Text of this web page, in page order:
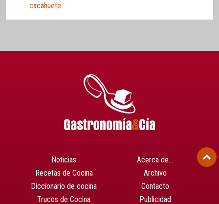
cacahuete
Noticias
Recetas de Cocina
Diccionario de cocina
Trucos de Cocina
Acerca de…
Archivo
Contacto
Publicidad